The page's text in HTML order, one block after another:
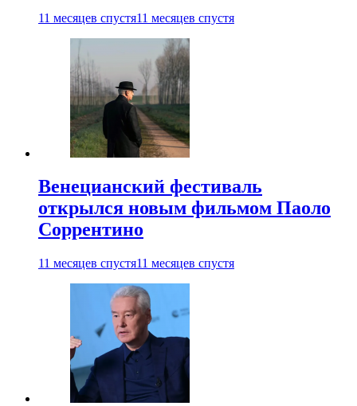
11 месяцев спустя11 месяцев спустя
Венецианский фестиваль
открылся новым фильмом Паоло
Соррентино
11 месяцев спустя11 месяцев спустя